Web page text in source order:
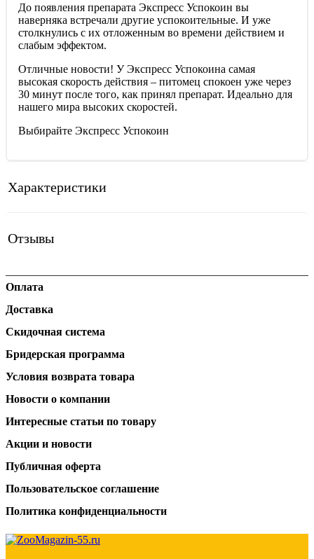
До появления препарата Экспресс Успокоин вы
наверняка встречали другие успокоительные. И уже
столкнулись с их отложенным во времени действием и
слабым эффектом.
Отличные новости! У Экспресс Успокоина самая
высокая скорость действия – питомец спокоен уже через
30 минут после того, как принял препарат. Идеально для
нашего мира высоких скоростей.
Выбирайте Экспресс Успокоин
Характеристики
Отзывы
Оплата
Доставка
Скидочная система
Бридерская программа
Условия возврата товара
Новости о компании
Интересные статьи по товару
Акции и новости
Публичная оферта
Пользовательское соглашение
Политика конфиденциальности